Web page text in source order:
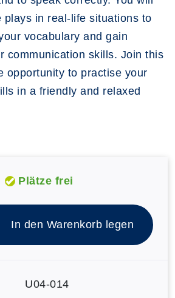
plays in real-life situations to
vocabulary and gain
communication skills. Join this
opportunity to practise your
in a friendly and relaxed
Plätze frei
In den Warenkorb legen
U04-014